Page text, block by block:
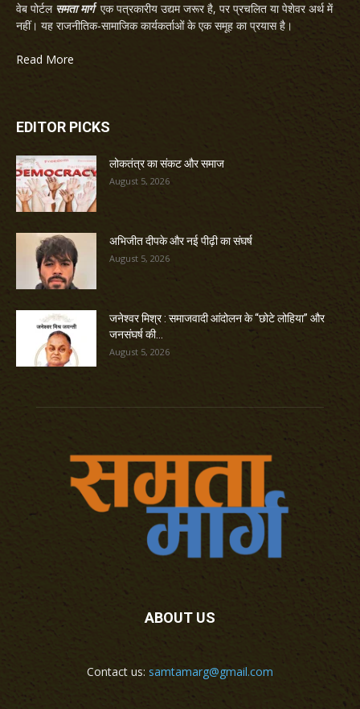
वेब पोर्टल समता मार्गएक पत्रकारीय उद्यम जरूर है, पर प्रचलित या पेशेवर अर्थ में
नहीं। यह राजनीतिक-सामाजिक कार्यकर्ताओं के एक समूह का प्रयास है।
Read More
EDITOR PICKS
लोकतंत्र का संकट और समाज
August 5, 2026
अभिजीत दीपके और नई पीढ़ी का संघर्ष
August 5, 2026
जनेश्वर मिश्र : समाजवादी आंदोलन के “छोटे लोहिया” और
जनसंघर्ष की...
August 5, 2026
ABOUT US
Contact us: samtamarg@gmail.com